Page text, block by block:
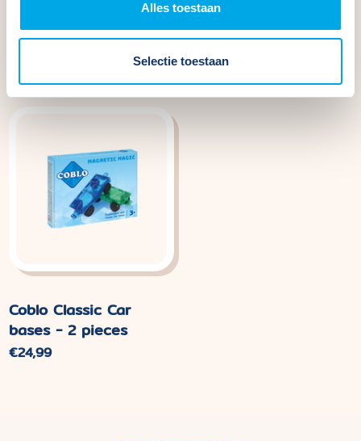
Alles toestaan
Selectie toestaan
Coblo Toppers Animals
- 60 pieces
Coblo Classic Marble
Track - 100 pieces
Normaler
€109,99
Coblo Classic Car
bases - 2 pieces
Normaler
€24,99